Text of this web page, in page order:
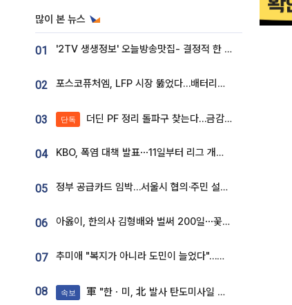
많이 본 뉴스
01 '2TV 생생정보' 오늘방송맛집- 결정적 한 수, 3종 메밀면! 메밀 소바 맛집 '의○○○○'
02 포스코퓨처엠, LFP 시장 뚫었다…배터리사와 대규모 장기 공급 합의
03 단독 더딘 PF 정리 돌파구 찾는다…금감원, 1년 반 만에 매각설명회 재개
04 KBO, 폭염 대책 발표⋯11일부터 리그 개시ㆍ경기 오후 7시 시작
05 정부 공급카드 임박…서울시 협의·주민 설득이 성패 가른다 [부동산 해법 전쟁]
06 아옳이, 한의사 김형배와 벌써 200일⋯꽃다발 들고 "프러포즈 아냐"
07 추미애 "복지가 아니라 도민이 늘었다"…재정난 책임론 정면돌파
08 속보 軍 "한ㆍ미, 北 발사 탄도미사일 제원 정밀분석 중"